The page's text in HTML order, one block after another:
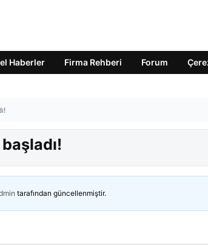
Haberler Firma Rehberi Forum
tarafından güncellenmiştir.